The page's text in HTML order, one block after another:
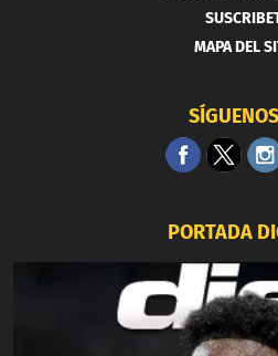
MAPA DEL
PORTADA